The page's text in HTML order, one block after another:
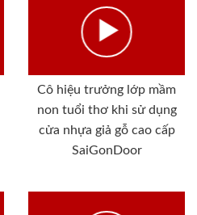
Cô hiệu trưởng lớp mầm
non tuổi thơ khi sử dụng
cửa nhựa giả gỗ cao cấp
SaiGonDoor